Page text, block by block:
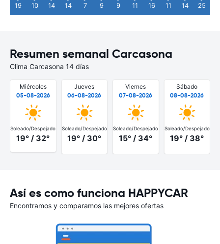
19 10 14 14 7 9 9 11 16 11 14 25
Resumen semanal Carcasona
Clima Carcasona 14 días
Miércoles
05-08-2026
Soleado/Despejado
19° / 32°
Jueves
06-08-2026
Soleado/Despejado
19° / 30°
Viernes
07-08-2026
Soleado/Despejado
15° / 34°
Sábado
08-08-2026
Soleado/Despejado
19° / 38°
Así es como funciona HAPPYCAR
Encontramos y comparamos las mejores ofertas